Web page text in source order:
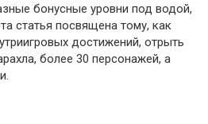
бонусные уровни под водой,
статья посвящена тому, как
достижений, отрыть
более 30 персонажей, а